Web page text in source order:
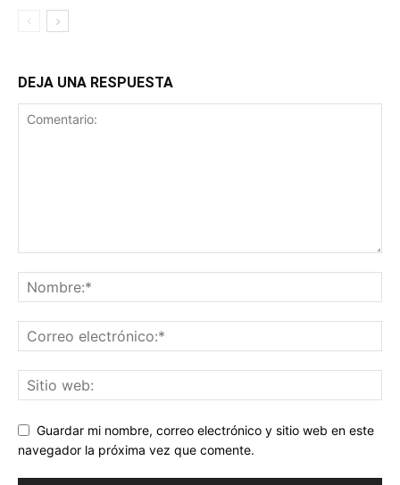
DEJA UNA RESPUESTA
Guardar mi nombre, correo electrónico y sitio web en este
navegador la próxima vez que comente.